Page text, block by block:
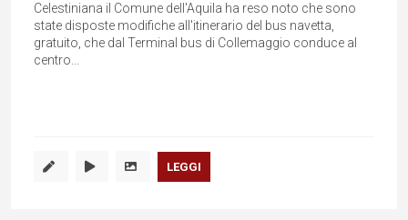
Celestiniana il Comune dell'Aquila ha reso noto che sono
state disposte modifiche all'itinerario del bus navetta,
gratuito, che dal Terminal bus di Collemaggio conduce al
centro...
LEGGI